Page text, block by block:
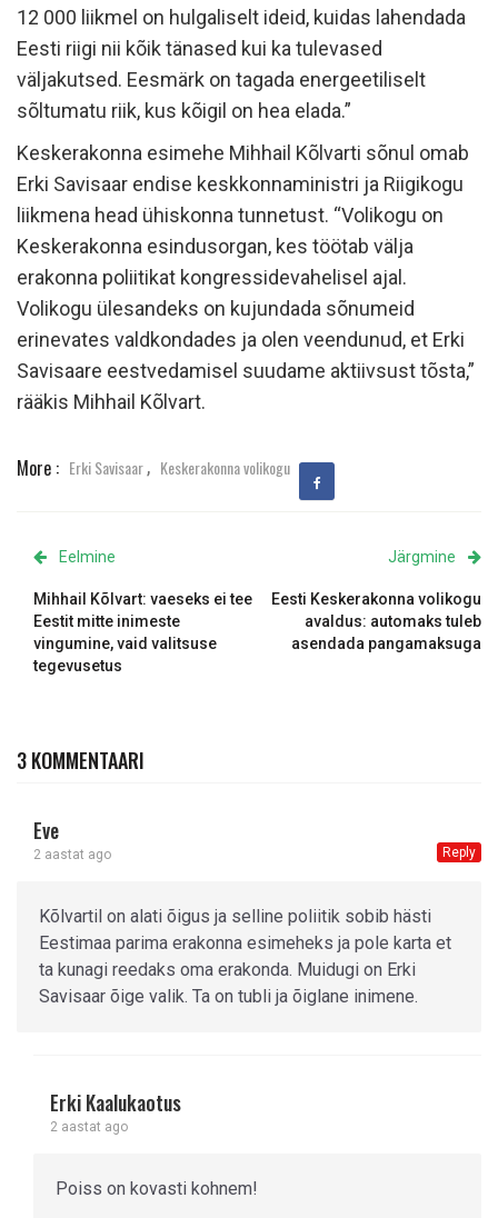
12 000 liikmel on hulgaliselt ideid, kuidas lahendada
Eesti riigi nii kõik tänased kui ka tulevased
väljakutsed. Eesmärk on tagada energeetiliselt
sõltumatu riik, kus kõigil on hea elada.”
Keskerakonna esimehe Mihhail Kõlvarti sõnul omab
Erki Savisaar endise keskkonnaministri ja Riigikogu
liikmena head ühiskonna tunnetust. “Volikogu on
Keskerakonna esindusorgan, kes töötab välja
erakonna poliitikat kongressidevahelisel ajal.
Volikogu ülesandeks on kujundada sõnumeid
erinevates valdkondades ja olen veendunud, et Erki
Savisaare eestvedamisel suudame aktiivsust tõsta,”
rääkis Mihhail Kõlvart.
More : Erki Savisaar, Keskerakonna volikogu
Eelmine
Mihhail Kõlvart: vaeseks ei tee
Eestit mitte inimeste
vingumine, vaid valitsuse
tegevusetus
Järgmine
Eesti Keskerakonna volikogu
avaldus: automaks tuleb
asendada pangamaksuga
3 KOMMENTAARI
Eve
2 aastat ago Reply
Kõlvartil on alati õigus ja selline poliitik sobib hästi
Eestimaa parima erakonna esimeheks ja pole karta et
ta kunagi reedaks oma erakonda. Muidugi on Erki
Savisaar õige valik. Ta on tubli ja õiglane inimene.
Erki Kaalukaotus
2 aastat ago
Poiss on kovasti kohnem!